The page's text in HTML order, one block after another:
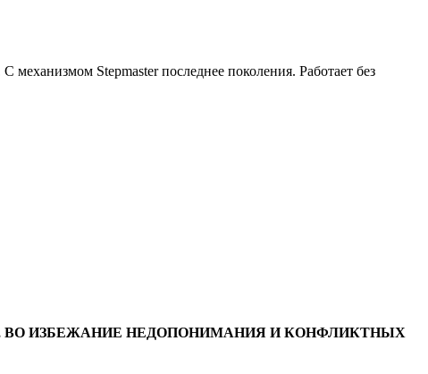
Stepmaster последнее поколения. Работает без
ВО ИЗБЕЖАНИЕ НЕДОПОНИМАНИЯ И КОНФЛИКТНЫХ